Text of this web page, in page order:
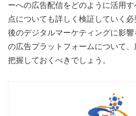
ーへの広告配信をどのように活用
点についても詳しく検証していく
後のデジタルマーケティングに影響
の広告プラットフォームについて
把握しておくべきでしょう。